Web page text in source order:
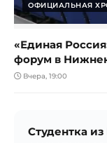
ОФИЦИАЛЬНАЯ
«Единая
форум в
Вчера, 19:00
Студентка